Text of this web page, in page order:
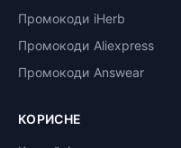
Промокоди iHerb
Промокоди Aliexpress
Промокоди Answear
КОРИСНЕ